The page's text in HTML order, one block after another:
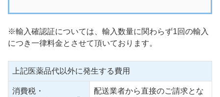
※輸入確認証については、輸入数量に関わらず1回の輸入
につき一律料金とさせて頂いております。
上記医薬品代以外に発生する費用
消費税・
配送業者から直接のご請求とな